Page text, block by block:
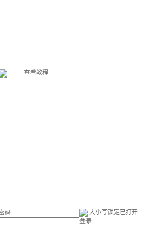
查看教程
大小写锁定已打开
登录